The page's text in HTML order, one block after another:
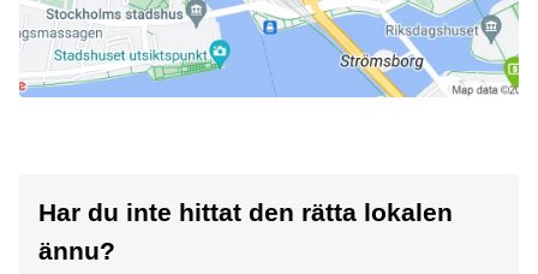
Har du inte hittat den rätta lokalen
ännu?